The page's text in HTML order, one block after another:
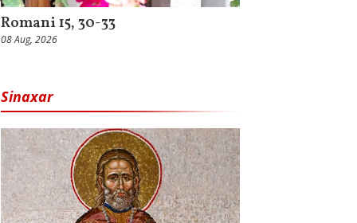
Romani 15, 30-33
08 Aug, 2026
Sinaxar